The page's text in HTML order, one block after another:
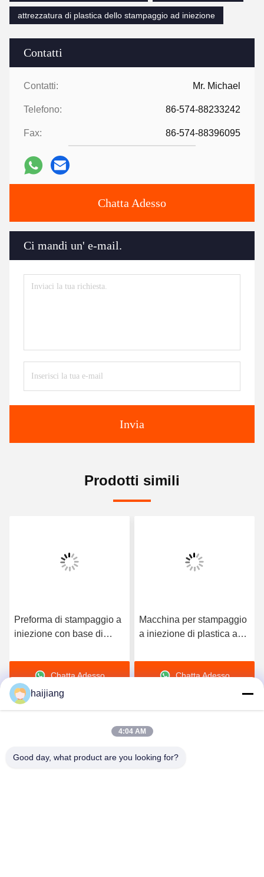
Contatti
Contatti: Mr. Michael
Telefono: 86-574-88233242
Fax: 86-574-88396095
Chatta Adesso
Ci mandi un' e-mail.
Invia
attrezzatura di plastica dello stampaggio ad iniezione
Prodotti simili
Preforma di stampaggio a
iniezione con base di
ottimizzata per l'efficienza
della produzione di parti in
plastica
Chatta Adesso
Macchina per stampaggio
a iniezione di plastica ad
componenti Techmation
Schneider Vickers e base
Chatta Adesso
Ningbo haijiang machinery manufacturing
haijiang
4:04 AM
Good day, what product are you looking for?